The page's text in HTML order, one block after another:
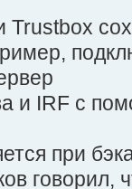
и IRF с
при
говорил,